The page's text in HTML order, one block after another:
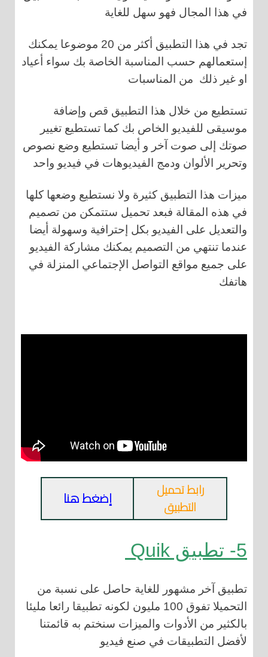
في هذا المجال فهو سهل للغاية
تجد في هذا التطبيق أكثر من 20 موضوعا يمكنك
إستعمالهم حسب المناسبة الخاصة بك سواء أعياد
او غير ذلك من المناسبات
تستطيع من خلال هذا التطبيق قص وإضافة
موسيقى للفيديو الخاص بك كما تستطيع تغيير
صوتك إلى صوت آخر و أيضا تستطيع وضع نصوص
وتحرير الألوان ودمج الفيديوهات في فيديو واحد
ميزات هذا التطبيق كثيرة ولا نستطيع وضعها كلها
في هذه المقالة فبعد تحميل ستتمكن من تصميم
والتعديل على الفيديو بكل إحترافية وسهولة أيضا
عندما تنتهي من التصميم يمكنك مشاركة الفيديو
على جميع مواقع التواصل الإجتماعي المنزلة في
هاتفك
رابط تحميل
التطبيق
إضغط هنا
5- تطبيق Quik
تطبيق آخر مشهور للغاية حاصل على نسبة من
التحميلا تفوق 100 مليون لكونه تطبيقا رائعا مليئا
بالكثير من الأدوات والميزات سنختم به قائمتنا
لأفضل التطبيقات في صنع فيديو